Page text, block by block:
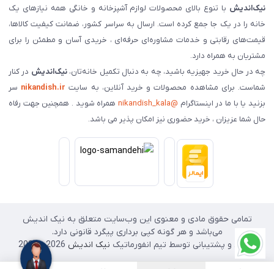
نیک‌اندیش با تنوع بالای محصولات لوازم آشپزخانه و خانگی همه نیازهای یک
خانه را در یک جا جمع کرده است. ارسال به سراسر کشور، ضمانت کیفیت کالاها،
قیمت‌های رقابتی و خدمات مشاوره‌ای حرفه‌ای ، خریدی آسان و مطمئن را برای
مشتریان به همراه دارد.
چه در حال خرید جهیزیه باشید، چه به دنبال تکمیل خانه‌تان،نیک‌اندیش در کنار
شماست. برای مشاهده محصولات و خرید آنلاین، به سایت nikandish.ir سر
بزنید یا با ما در اینستاگرام @nikandish_kala
همراه شوید . همچنین جهت رفاه
حال شما عزیزان ، خرید حضوری نیز امکان پذیر می باشد.
تمامی حقوق مادی و معنوی این وب‌سایت متعلق به نیک اندیش
می‌باشد و هر گونه کپی برداری پیگرد قانونی دارد.
طراحی و پشتیبانی توسط تیم انفورماتیک نیک اندیش 2026 - 2025